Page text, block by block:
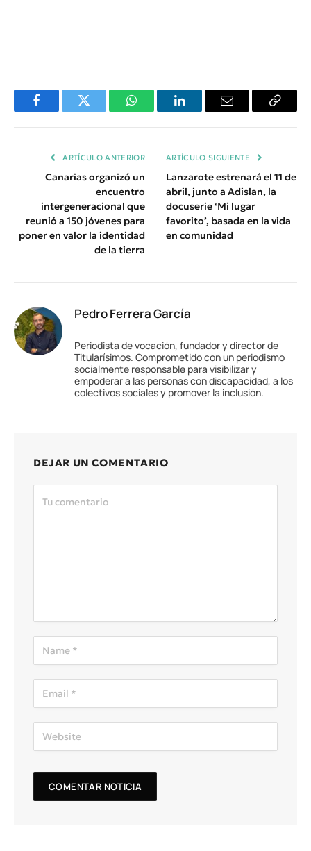
FacebookTwitter WhatsAppLinkedInEmail
Copiar
ARTÍCULO ANTERIOR
Canarias organizó un
encuentro
intergeneracional que
reunió a 150 jóvenes para
poner en valor la identidad
de la tierra
ARTÍCULO SIGUIENTE
Lanzarote estrenará el 11 de
abril, junto a Adislan, la
docuserie ‘Mi lugar
favorito’, basada en la vida
en comunidad
Pedro Ferrera García
Periodista de vocación, fundador y director de
Titularísimos. Comprometido con un periodismo
socialmente responsable para visibilizar y
empoderar a las personas con discapacidad, a los
colectivos sociales y promover la inclusión.
DEJAR UN COMENTARIO